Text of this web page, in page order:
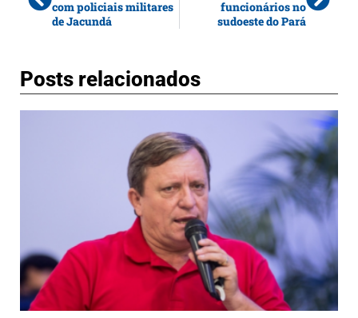
com policiais militares
de Jacundá
funcionários no
sudoeste do Pará
Posts relacionados